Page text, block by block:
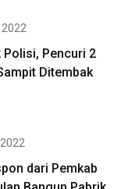
Polisi, Pencuri 2
Ditembak
dari Pemkab